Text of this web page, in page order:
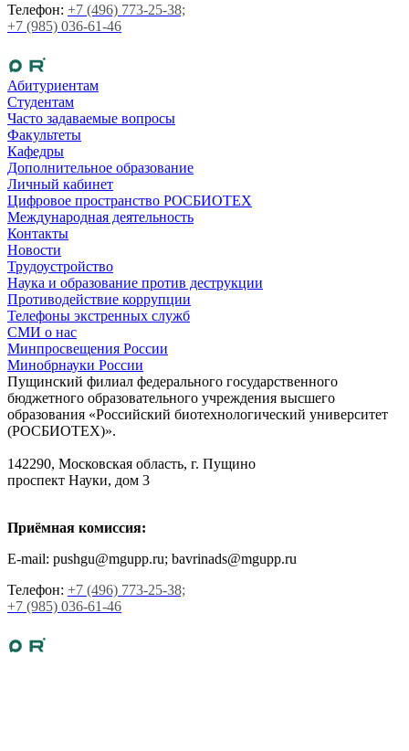
Телефон: +7 (496) 773-25-38;
+7 (985) 036-61-46
Абитуриентам
Студентам
Часто задаваемые вопросы
Факультеты
Кафедры
Дополнительное образование
Личный кабинет
Цифровое пространство РОСБИОТЕХ
Международная деятельность
Контакты
Новости
Трудоустройство
Наука и образование против деструкции
Противодействие коррупции
Телефоны экстренных служб
СМИ о нас
Минпросвещения России
Минобрнауки России
Пущинский филиал федерального государственного
бюджетного образовательного учреждения высшего
образования «Российский биотехнологический университет
(РОСБИОТЕХ)».
142290, Московская область, г. Пущино
проспект Науки, дом 3
Приёмная комиссия:
E-mail: pushgu@mgupp.ru; bavrinads@mgupp.ru
Телефон: +7 (496) 773-25-38;
+7 (985) 036-61-46